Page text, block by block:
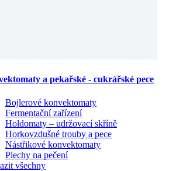
a pekařské - cukrářské pece
Bojlerové konvektomaty
Fermentační zařízení
Holdomaty – udržovací skříně
Horkovzdušné trouby a pece
Nástřikové konvektomaty
Plechy na pečení
všechny